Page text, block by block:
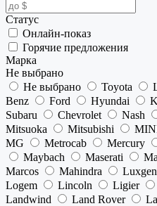
Статус
Онлайн-показ
Горячие предложения
Марка
Не выбрано
Не выбрано
Toyota
Benz
Ford Hyundai
Subaru
Chevrolet Nash
Mitsuoka
Mitsubishi
MG
Metrocab Mercury
Maybach
Maserati
Marcos
Mahindra Luxgen
Logem
Lincoln Ligier
Landwind
Land Rover